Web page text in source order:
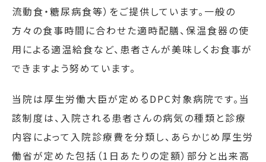
流動食・糖尿病食等）をご提供しています。一般の
方々の食事時間に合わせた適時配膳、保温食器の使
用による適温給食など、患者さんが美味しくお食事が
できますよう努めています。
当院は厚生労働大臣が定めるDPC対象病院です。当
該制度は、入院される患者さんの病気の種類と診療
内容によって入院診療費を分類し、あらかじめ厚生労
働省が定めた包括（1 日あたりの定額）部分と出来高